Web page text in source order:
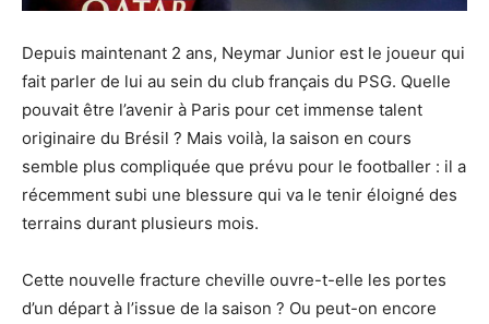
Depuis maintenant 2 ans, Neymar Junior est le joueur qui
fait parler de lui au sein du club français du PSG. Quelle
pouvait être l’avenir à Paris pour cet immense talent
originaire du Brésil ? Mais voilà, la saison en cours
semble plus compliquée que prévu pour le footballer : il a
récemment subi une blessure qui va le tenir éloigné des
terrains durant plusieurs mois.
Cette nouvelle fracture cheville ouvre-t-elle les portes
d’un départ à l’issue de la saison ? Ou peut-on encore